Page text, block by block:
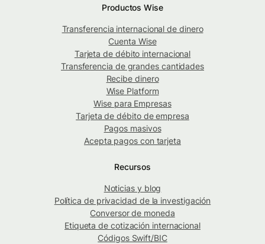
Productos Wise
Transferencia internacional de dinero
Cuenta Wise
Tarjeta de débito internacional
Transferencia de grandes cantidades
Recibe dinero
Wise Platform
Wise para Empresas
Tarjeta de débito de empresa
Pagos masivos
Acepta pagos con tarjeta
Recursos
Noticias y blog
Política de privacidad de la investigación
Conversor de moneda
Etiqueta de cotización internacional
Códigos Swift/BIC